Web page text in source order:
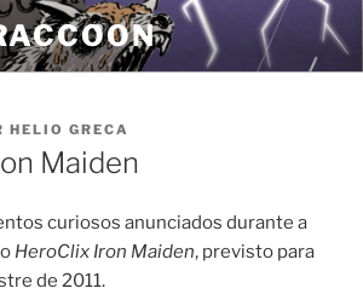
HELIO GRECA
Maiden
curiosos anunciados durante a
HeroClix Iron Maiden, previsto para
de 2011.